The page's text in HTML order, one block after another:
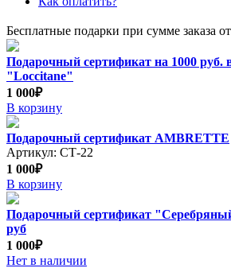
Бесплатные подарки при сумме заказа
Подарочный сертификат на 1000 руб.
"Loccitane"
1 000₽
В корзину
Подарочный сертификат AMBRETTE
Артикул: СТ-22
1 000₽
В корзину
Подарочный сертификат
руб
1 000₽
Нет в наличии